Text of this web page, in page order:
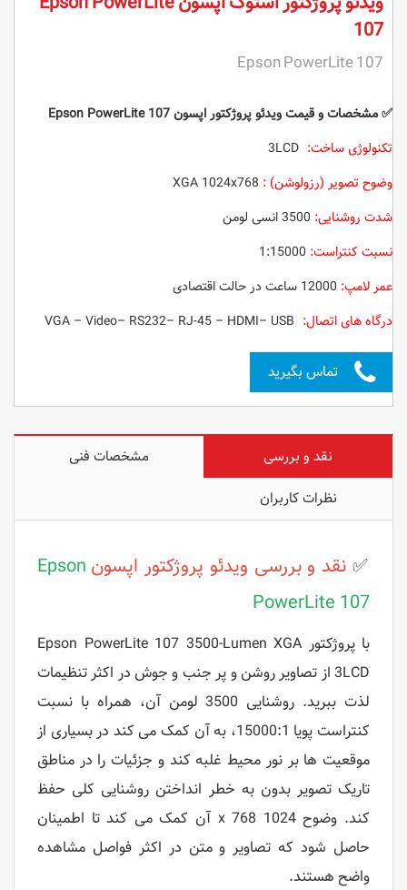
107
Epson PowerLite 107
✅مشخصات و قیمت ویدئو پروژکتوراپسون Epson PowerLite 107
تکنولوژی ساخت: 3LCD
وضوح تصویر (رزولوشن) : XGA 1024x768
شدت روشنایی: 3500 انسی لومن
نسبت کنتراست:
عمر لامپ:
درگاه های اتصال:
تماس بگیرید
نقد و بررسی
مشخصات فنی
نظرات کاربران
✅نقد و بررسی ویدئو پروژکتور اپسون Epson
PowerLite 107
با پروژکتور Epson PowerLite 107 3500-Lumen XGA
3LCD از تصاویر روشن و پر جنب و جوش در اکثر تنظیمات
لذت ببرید. روشنایی 3500 لومن آن، همراه با نسبت
کنتراست پویا 15000:1، به آن کمک می کند در بسیاری از
موقعیت ها بر نور محیط غلبه کند و جزئیات را در مناطق
تاریک تصویر بدون به خطر انداختن روشنایی کلی حفظ
کند. وضوح 1024 x 768 آن کمک می کند تا اطمینان
حاصل شود که تصاویر و متن در اکثر فواصل مشاهده
واضح هستند.